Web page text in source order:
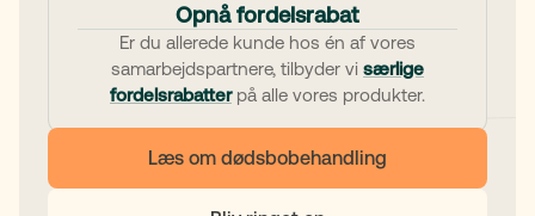
Opnå fordelsrabat
Er du allerede kunde hos én af vores
samarbejdspartnere, tilbyder vi særlige
fordelsrabatterpå alle vores produkter.
Læs om dødsbobehandling